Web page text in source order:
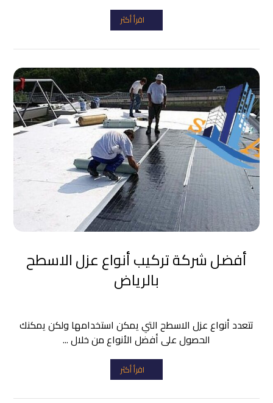
اقرأ أكثر
أفضل شركة تركيب أنواع عزل الاسطح
بالرياض
تتعدد أنواع عزل الاسطح التي يمكن استخدامها ولكن يمكنك
الحصول على أفضل الأنواع من خلال ...
اقرأ أكثر